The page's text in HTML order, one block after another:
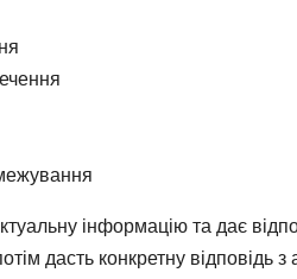
інформацію та дає
дасть конкретну відповідь